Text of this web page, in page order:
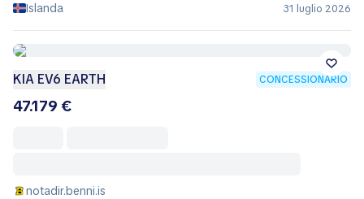
Islanda
31 luglio 2026
KIA EV6 EARTH CONCESSIONARIO
47.179 €
notadir.benni.is